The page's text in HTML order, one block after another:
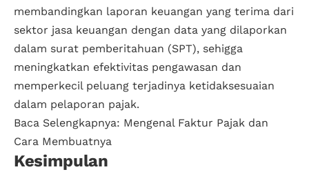
membandingkan laporan keuangan yang terima dari
sektor jasa keuangan dengan data yang dilaporkan
dalam surat pemberitahuan (SPT), sehigga
meningkatkan efektivitas pengawasan dan
memperkecil peluang terjadinya ketidaksesuaian
dalam pelaporan pajak.
Baca Selengkapnya: Mengenal Faktur Pajak dan
Cara Membuatnya
Kesimpulan